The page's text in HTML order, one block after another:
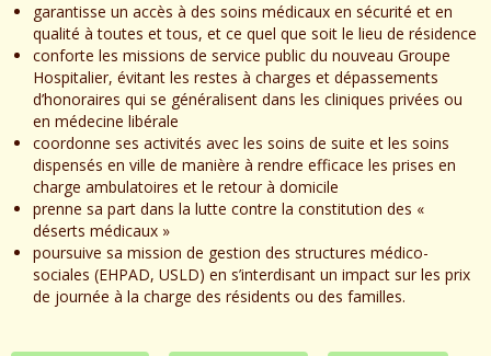
garantisse un accès à des soins médicaux en sécurité et en
qualité à toutes et tous, et ce quel que soit le lieu de résidence
conforte les missions de service public du nouveau Groupe
Hospitalier, évitant les restes à charges et dépassements
d’honoraires qui se généralisent dans les cliniques privées ou
en médecine libérale
coordonne ses activités avec les soins de suite et les soins
dispensés en ville de manière à rendre efficace les prises en
charge ambulatoires et le retour à domicile
prenne sa part dans la lutte contre la constitution des «
déserts médicaux »
poursuive sa mission de gestion des structures médico-
sociales (EHPAD, USLD) en s’interdisant un impact sur les prix
de journée à la charge des résidents ou des familles.